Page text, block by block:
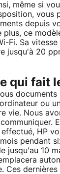
même si
vous
depuis
ce
Fi. Sa
jusqu'à 20
qui fait
documents
ou
vie. Nous
HP
pendant
jusqu'au 10
Ces dernières